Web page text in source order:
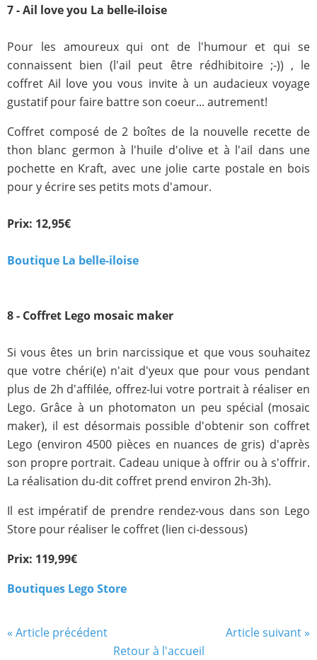
7 - Ail love you La belle-iloise
Pour les amoureux qui ont de l'humour et qui se
connaissent bien (l'ail peut être rédhibitoire ;-)) , le
coffret Ail love you vous invite à un audacieux voyage
gustatif pour faire battre son coeur... autrement!
Coffret composé de 2 boîtes de la nouvelle recette de
thon blanc germon à l'huile d'olive et à l'ail dans une
pochette en Kraft, avec une jolie carte postale en bois
pour y écrire ses petits mots d'amour.
Prix: 12,95€
Boutique La belle-iloise
8 - Coffret Lego mosaic maker
Si vous êtes un brin narcissique et que vous souhaitez
que votre chéri(e) n'ait d'yeux que pour vous pendant
plus de 2h d'affilée, offrez-lui votre portrait à réaliser en
Lego. Grâce à un photomaton un peu spécial (mosaic
maker), il est désormais possible d'obtenir son coffret
Lego (environ 4500 pièces en nuances de gris) d'après
son propre portrait. Cadeau unique à offrir ou à s'offrir.
La réalisation du-dit coffret prend environ 2h-3h).
Il est impératif de prendre rendez-vous dans son Lego
Store pour réaliser le coffret (lien ci-dessous)
Prix: 119,99€
Boutiques Lego Store
« Article précédent
Article suivant »
Retour à l'accueil